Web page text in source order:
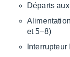
Départs
et 5–8)